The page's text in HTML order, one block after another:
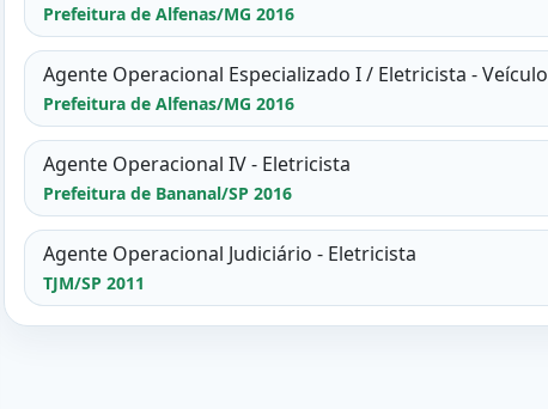
Prefeitura de Alfenas/MG 2016
Agente Operacional Especializado I / Eletricista - Veículo
Prefeitura de Alfenas/MG 2016
Agente Operacional IV - Eletricista
Prefeitura de Bananal/SP 2016
Agente Operacional Judiciário - Eletricista
TJM/SP 2011